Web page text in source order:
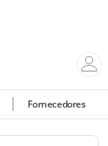
Fornecedores